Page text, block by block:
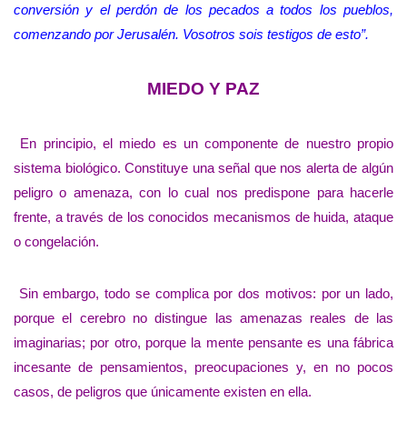
conversión y el perdón de los pecados a todos los pueblos,
comenzando por Jerusalén. Vosotros sois testigos de esto”.
MIEDO Y PAZ
En principio, el miedo es un componente de nuestro propio
sistema biológico. Constituye una señal que nos alerta de algún
peligro o amenaza, con lo cual nos predispone para hacerle
frente, a través de los conocidos mecanismos de huida, ataque
o congelación.
Sin embargo, todo se complica por dos motivos: por un lado,
porque el cerebro no distingue las amenazas reales de las
imaginarias; por otro, porque la mente pensante es una fábrica
incesante de pensamientos, preocupaciones y, en no pocos
casos, de peligros que únicamente existen en ella.